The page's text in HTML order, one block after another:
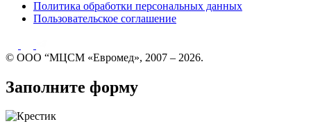
Политика обработки персональных данных
Пользовательское соглашение
© ООО “МЦСМ «Евромед», 2007 – 2026.
Заполните форму